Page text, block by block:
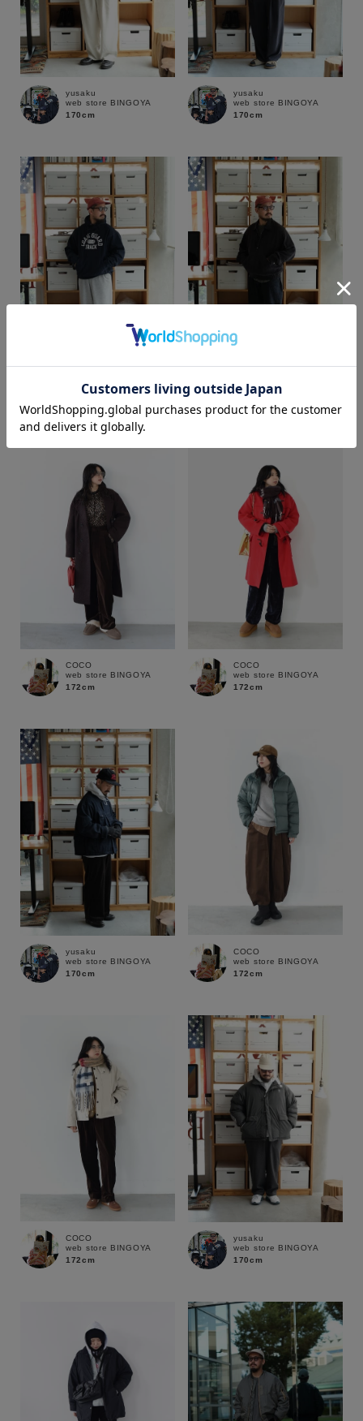
通常商品 予約商品
セール価格 WEB限定
在庫あり 在庫なし含む
yusaku
web store BINGOYA
170cm
yusaku
web store BINGOYA
170cm
web store BINGOYA
web store BINGOYA
COCO
web store BINGOYA
172cm
COCO
web store BINGOYA
172cm
yusaku
web store BINGOYA
170cm
COCO
web store BINGOYA
172cm
COCO
web store BINGOYA
172cm
yusaku
web store BINGOYA
170cm